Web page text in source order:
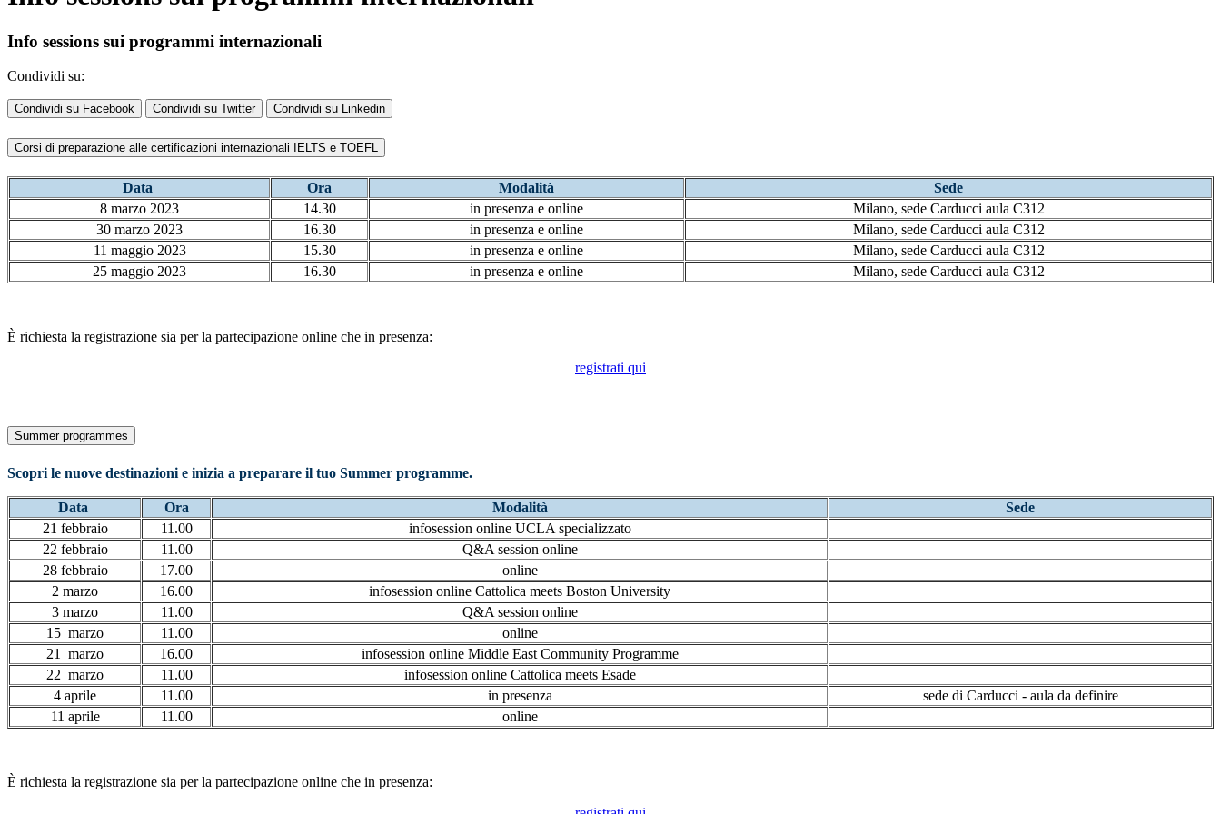
Info sessions sui programmi internazionali
Condividi su:
Condividi su Facebook Condividi su Twitter Condividi su Linkedin
Corsi di preparazione alle certificazioni internazionali IELTS e TOEFL
Data Ora Modalità
Sede
8 marzo 2023
14.30 in presenza e online
Milano, sede Carducci aula C312
30 marzo 2023
16.30 in presenza e online
Milano, sede Carducci aula C312
11 maggio 2023
15.30 in presenza e online
Milano, sede Carducci aula C312
25 maggio 2023
16.30 in presenza e online Milano, sede Carducci aula C312
È richiesta la registrazione sia per la partecipazione online che in presenza:
registrati qui
Summer programmes
Scopri le nuove destinazioni e inizia a preparare il tuo Summer programme.
Data Ora Modalità
Sede
21 febbraio
11.00
infosession online UCLA specializzato
22 febbraio
11.00
Q&A session online
28 febbraio
17.00
online
2 marzo
16.00
infosession online Cattolica meets Boston University
3 marzo
11.00
Q&A session online
15 marzo
11.00
online
21 marzo
16.00
infosession online Middle East Community Programme
22 marzo
11.00
infosession online Cattolica meets Esade
4 aprile
11.00 in presenza
sede di Carducci - aula da definire
11 aprile
11.00 online
È richiesta la registrazione sia per la partecipazione online che in presenza: